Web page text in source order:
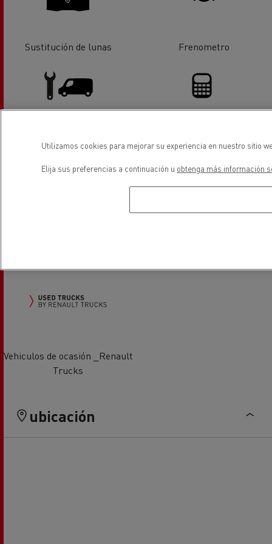
Sustitución de lunas Frenometro
Servicios y reparación de
vehiculos industriales ligeros
Financiación
Vehiculos de ocasión _Renault
Trucks
ubicación
Utilizamos cookies para mejorar su experiencia en nuestro sitio
Elija sus preferencias a continuación u obtenga más información